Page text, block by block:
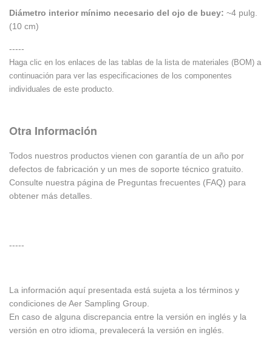
Diámetro interior mínimo necesario del ojo de buey: ~4 pulg.
(10 cm)
-----
Haga clic en los enlaces de las tablas de la lista de materiales (BOM) a
continuación para ver las especificaciones de los componentes
individuales de este producto.
Otra Información
Todos nuestros productos vienen con garantía de un año por
defectos de fabricación y un mes de soporte técnico gratuito.
Consulte nuestra página de Preguntas frecuentes (FAQ) para
obtener más detalles.
-----
La información aquí presentada está sujeta a los términos y
condiciones de Aer Sampling Group.
En caso de alguna discrepancia entre la versión en inglés y la
versión en otro idioma, prevalecerá la versión en inglés.